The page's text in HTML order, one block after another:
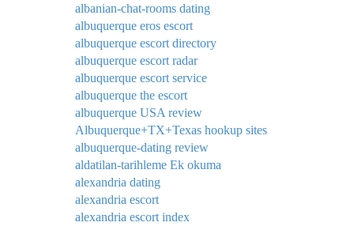
albanian-chat-rooms dating
albuquerque eros escort
albuquerque escort directory
albuquerque escort radar
albuquerque escort service
albuquerque the escort
albuquerque USA review
Albuquerque+TX+Texas hookup sites
albuquerque-dating review
aldatilan-tarihleme Ek okuma
alexandria dating
alexandria escort
alexandria escort index